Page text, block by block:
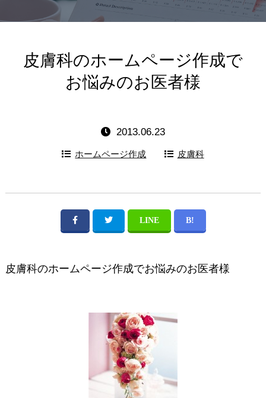
皮膚科のホームページ作成で
お悩みのお医者様
2013.06.23
ホームページ作成 皮膚科
皮膚科のホームページ作成でお悩みのお医者様